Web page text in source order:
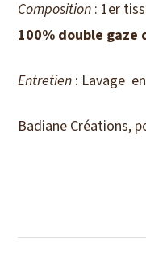
Composition : 1er
100% double gaze
Entretien : Lavage
Badiane Créations,